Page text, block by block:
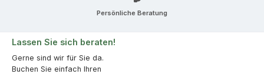
Persönliche Beratung
Lassen Sie sich beraten!
Gerne sind wir für Sie da.
Buchen Sie einfach Ihren